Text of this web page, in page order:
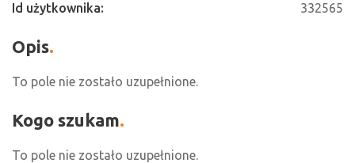
Id użytkownika:
332565
Opis
To pole nie zostało uzupełnione.
Kogo szukam
To pole nie zostało uzupełnione.